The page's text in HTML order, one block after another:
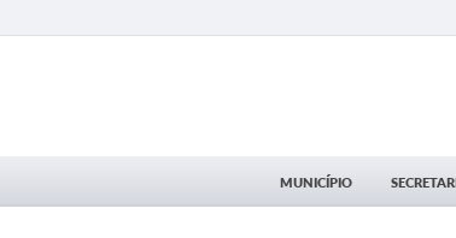
MUNICÍPIO